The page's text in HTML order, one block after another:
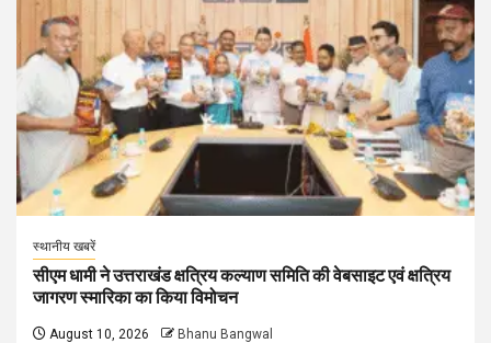
स्थानीय खबरें
सीएम धामी ने उत्तराखंड क्षत्रिय कल्याण समिति की वेबसाइट एवं क्षत्रिय
जागरण स्मारिका का किया विमोचन
August 10, 2026 Bhanu Bangwal